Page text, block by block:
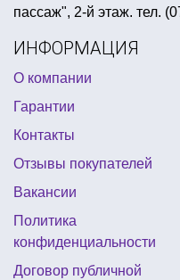
вечеринка в стиле
аксессуары к 8 марта
день патрика шляпа
маленькие воздушные
купить светящуюся
купить
мексиканская вечеринка
грим на хэллоуин детям
пассаж", 2-й этаж. тел.
ИНФОРМАЦИЯ
О компании
Гарантии
Контакты
Отзывы покупателей
Вакансии
Политика
конфиденциальности
Договор публичной